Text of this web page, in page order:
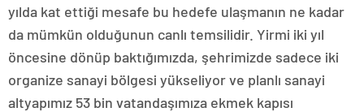
yılda kat ettiği mesafe bu hedefe ulaşmanın ne kadar
da mümkün olduğunun canlı temsilidir. Yirmi iki yıl
öncesine dönüp baktığımızda, şehrimizde sadece iki
organize sanayi bölgesi yükseliyor ve planlı sanayi
altyapımız 53 bin vatandaşımıza ekmek kapısı